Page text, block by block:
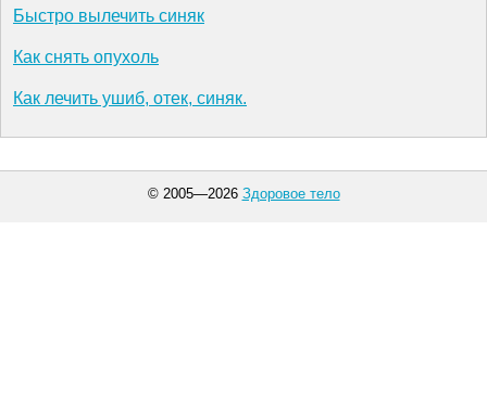
Быстро вылечить синяк
Как снять опухоль
Как лечить ушиб, отек, синяк.
© 2005—2026 Здоровое тело